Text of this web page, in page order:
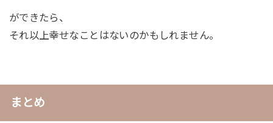
ができたら、
それ以上幸せなことはないのかもしれません。
まとめ